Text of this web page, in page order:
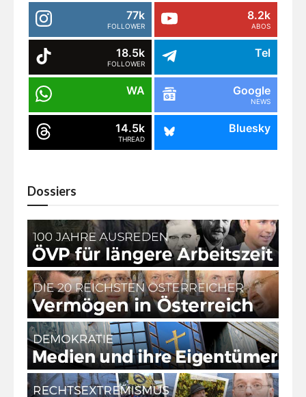
77k
FOLLOWER
8.2k
ABOS
18.5k
FOLLOWER
Tel
WA Google
NEWS
14.5k
THREAD
Bluesky
Dossiers